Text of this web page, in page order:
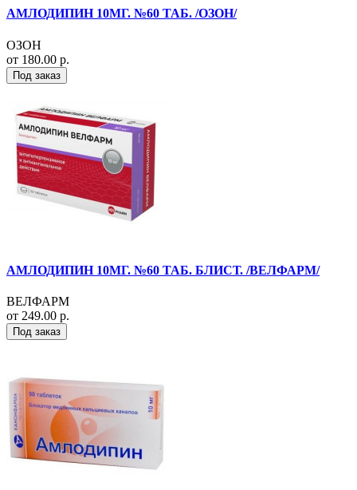
АМЛОДИПИН 10МГ. №60 ТАБ. /ОЗОН/
ОЗОН
от 180.00 р.
Под заказ
АМЛОДИПИН 10МГ. №60 ТАБ. БЛИСТ. /ВЕЛФАРМ/
ВЕЛФАРМ
от 249.00 р.
Под заказ